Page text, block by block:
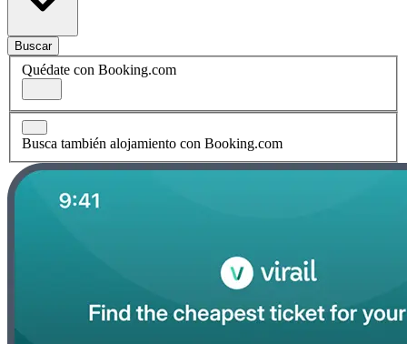
Buscar
Quédate con Booking.com
Busca también alojamiento con Booking.com